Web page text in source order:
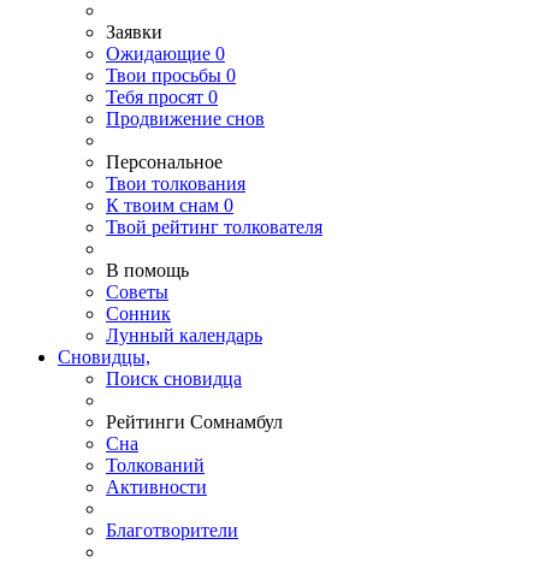
Заявки
Ожидающие 0
Твои просьбы 0
Тебя просят 0
Продвижение снов
Персональное
Твои толкования
К твоим снам 0
Твой рейтинг толкователя
В помощь
Советы
Сонник
Лунный календарь
Сновидцы,
Поиск сновидца
Рейтинги Сомнамбул
Сна
Толкований
Активности
Благотворители